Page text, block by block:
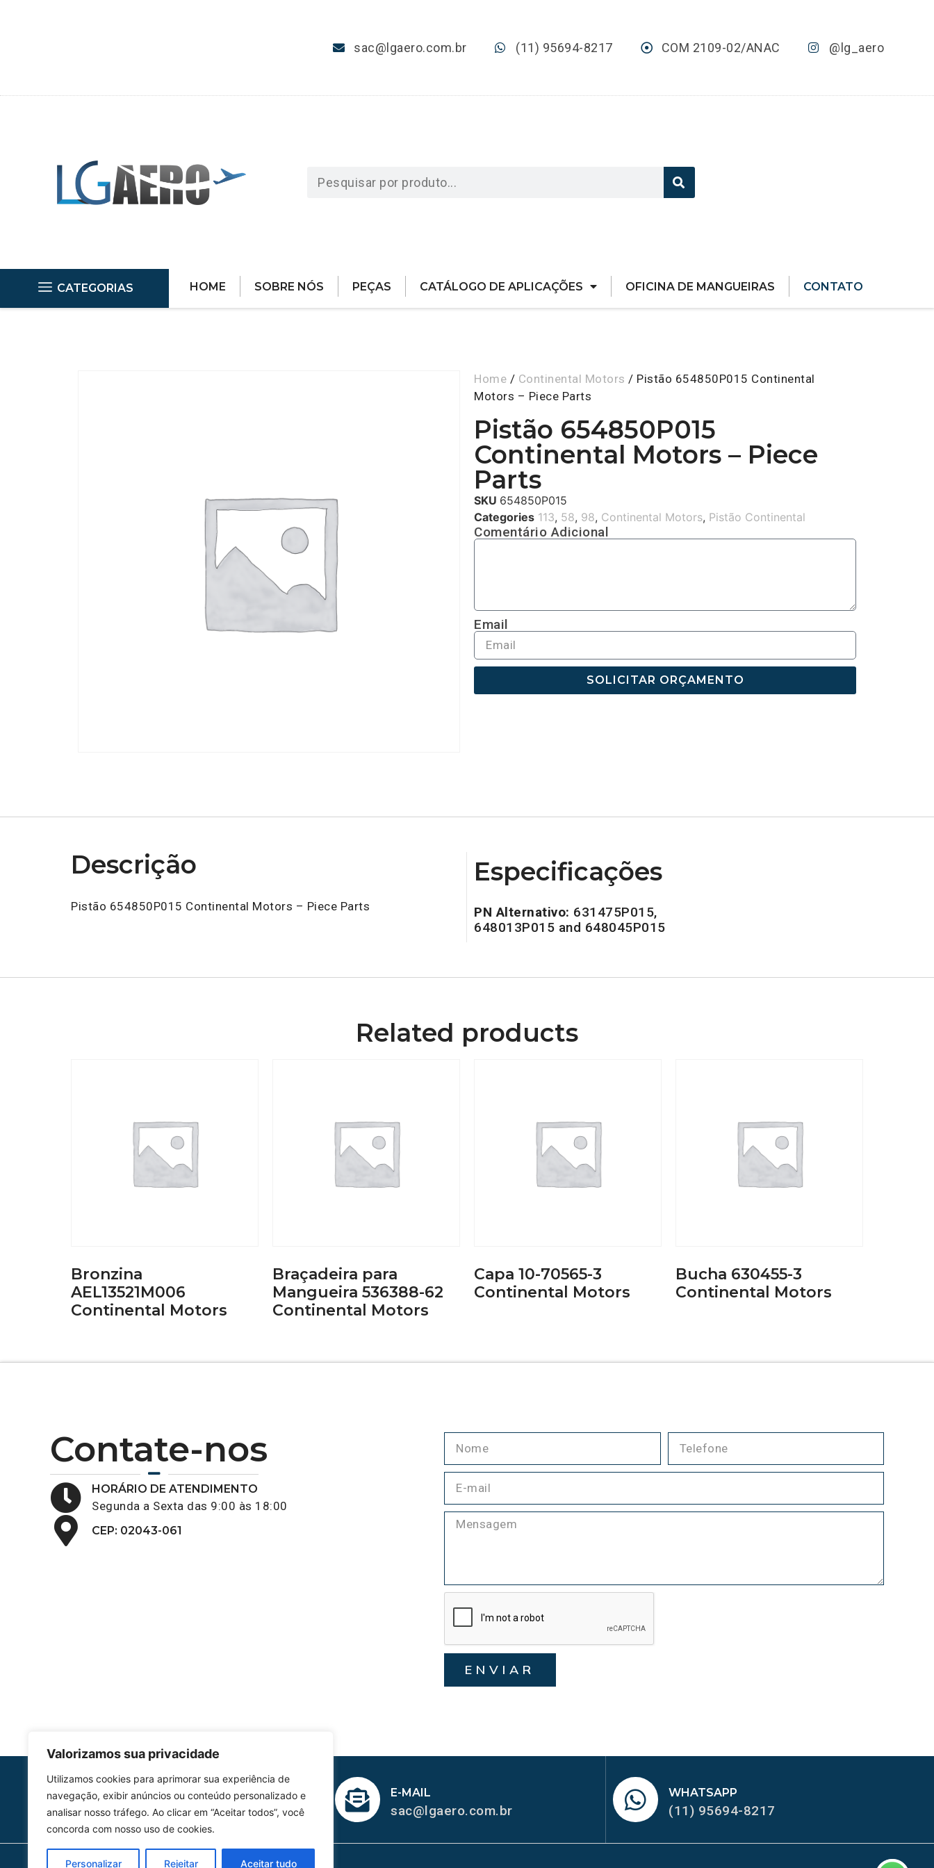
Valorizamos sua privacidade
Utilizamos cookies para aprimorar sua experiência de
navegação, exibir anúncios ou conteúdo personalizado e
analisar nosso tráfego. Ao clicar em “Aceitar todos”, você
concorda com nosso uso de cookies.
Personalizar Rejeitar Aceitar tudo
sac@lgaero.com.br (11) 95694-8217 COM 2109-02/ANAC @lg_aero
CATEGORIAS HOME SOBRE NÓS PEÇAS CATÁLOGO DE APLICAÇÕES OFICINA DE MANGUEIRAS CONTATO
Home / Continental Motors / Pistão 654850P015 Continental
Motors – Piece Parts
Pistão 654850P015
Continental Motors – Piece
Parts
SKU 654850P015
Categories 113, 58, 98, Continental Motors, Pistão Continental
Comentário Adicional
Email
SOLICITAR ORÇAMENTO
Descrição
Pistão 654850P015 Continental Motors – Piece Parts
Especificações
PN Alternativo: 631475P015,
648013P015 and 648045P015
Related products
Bronzina
AEL13521M006
Continental Motors
Braçadeira para
Mangueira 536388-62
Continental Motors
Capa 10-70565-3
Continental Motors
Bucha 630455-3
Continental Motors
Contate-nos
HORÁRIO DE ATENDIMENTO
Segunda a Sexta das 9:00 às 18:00
CEP: 02043-061
ENVIAR
HOMOLGAÇÃO
COM 2109-02/ANAC
E-MAIL
sac@lgaero.com.br
WHATSAPP
(11) 95694-8217